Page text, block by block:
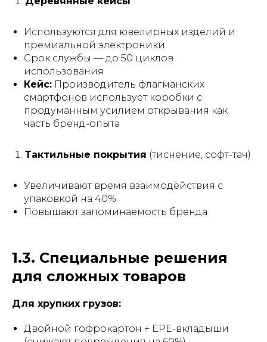
Используются для ювелирных изделий и
премиальной электроники
Срок службы — до 50 циклов
использования
Кейс: Производитель флагманских
смартфонов использует коробки с
продуманным усилием открывания как
часть бренд-опыта
Тактильные покрытия (тиснение, софт-тач)
Увеличивают время взаимодействия с
упаковкой на 40%
Повышают запоминаемость бренда
1.3. Специальные решения
для сложных товаров
Для хрупких грузов:
Двойной гофрокартон + EPE-вкладыши